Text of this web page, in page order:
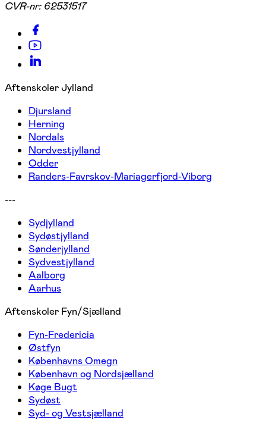
CVR-nr: 62531517
Aftenskoler Jylland
Djursland
Herning
Nordals
Nordvestjylland
Odder
Randers-Favrskov-Mariagerfjord-Viborg
---
Sydjylland
Sydøstjylland
Sønderjylland
Sydvestjylland
Aalborg
Aarhus
Aftenskoler Fyn/Sjælland
Fyn-Fredericia
Østfyn
Københavns Omegn
København og Nordsjælland
Køge Bugt
Sydøst
Syd- og Vestsjælland